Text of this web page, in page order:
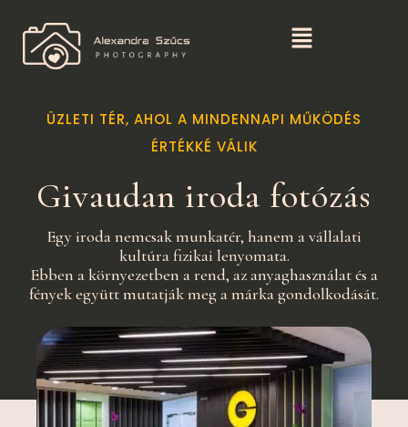
ÜZLETI TÉR, AHOL A MINDENNAPI MŰKÖDÉS
ÉRTÉKKÉ VÁLIK
Givaudan iroda fotózás
Egy iroda nemcsak munkatér, hanem a vállalati
kultúra fizikai lenyomata.
Ebben a környezetben a rend, az anyaghasználat és a
fények együtt mutatják meg a márka gondolkodását.